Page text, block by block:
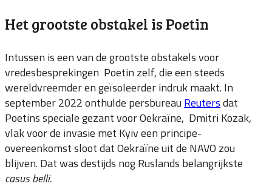
Het grootste obstakel is Poetin
Intussen is een van de grootste obstakels voor
vredesbesprekingen Poetin zelf, die een steeds
wereldvreemder en geïsoleerder indruk maakt. In
september 2022 onthulde persbureau Reutersdat
Poetins speciale gezant voor Oekraïne, Dmitri Kozak,
vlak voor de invasie met Kyiv een principe-
overeenkomst sloot dat Oekraïne uit de NAVO zou
blijven. Dat was destijds nog Ruslands belangrijkste
casus belli.